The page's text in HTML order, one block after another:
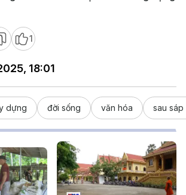
1
18:01
dựng đời sống văn hóa sau sáp